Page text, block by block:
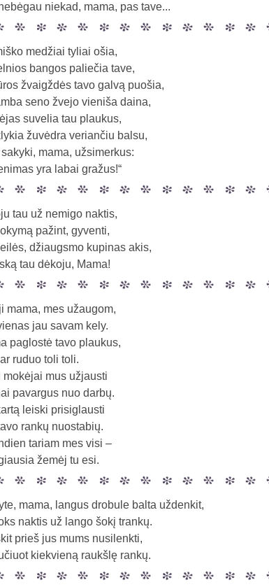
niekad, mama, pas tave...
medžiai tyliai ošia,
bangos paliečia tave,
žvaigždės tavo galvą puošia,
seno žvejo vieniša daina,
suvelia tau plaukus,
žuvėdra veriančiu balsu,
mama, užsimerkus:
yra labai gražus!“
tau už nemigo naktis,
pažint, gyventi,
džiaugsmo kupinas akis,
tau dėkoju, Mama!
mama, mes užaugom,
jau savam kely.
paglostė tavo plaukus,
ruduo toli toli.
mokėjai mus užjausti
pavargus nuo darbų.
leiski prisiglausti
rankų nuostabių.
tariam mes visi –
žemėj tu esi.
mama, langus drobule balta uždenkit,
naktis už lango šokį trankų.
prieš jus mums nusilenkti,
kiekvieną raukšlę rankų.